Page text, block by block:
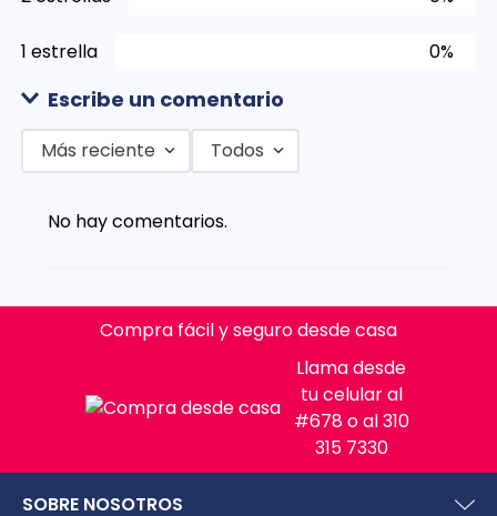
1 estrella 0%
Escribe un comentario
Título
Califica el producto de 1 a 5 estrellas
Tu nombre
Más reciente Todos
No hay comentarios.
Compra fácil y seguro desde casa
Llama desde
tu celular al
#678 o al 310
315 7330
SOBRE NOSOTROS